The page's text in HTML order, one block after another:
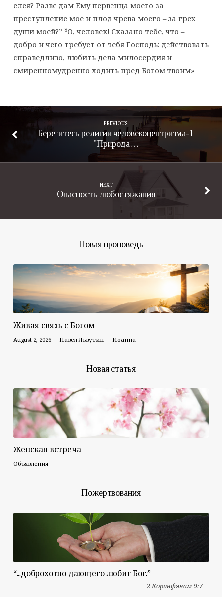
елея? Разве дам Ему первенца моего за
преступление мое и плод чрева моего – за грех
души моей?” 8О, человек! Сказано тебе, что –
добро и чего требует от тебя Господь: действовать
справедливо, любить дела милосердия и
смиренномудренно ходить пред Богом твоим»
PREVIOUS
Берегитесь религии человекоцентризма-1
"Природа…
NEXT
Опасность любостяжания
Новая проповедь
Живая связь с Богом
August 2, 2026 Павел Львутин Иоанна
Новая статья
Женская встреча
Объявления
Пожертвования
“...доброхотно дающего любит Бог.”
2 Коринфянам 9:7